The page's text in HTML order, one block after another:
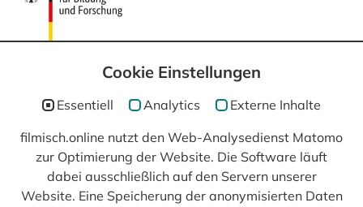
In Kooperation mit
Cookie Einstellungen
Essentiell Analytics Externe Inhalte
filmisch.online nutzt den Web-Analysedienst Matomo
zur Optimierung der Website. Die Software läuft
dabei ausschließlich auf den Servern unserer
Website. Eine Speicherung der anonymisierten Daten